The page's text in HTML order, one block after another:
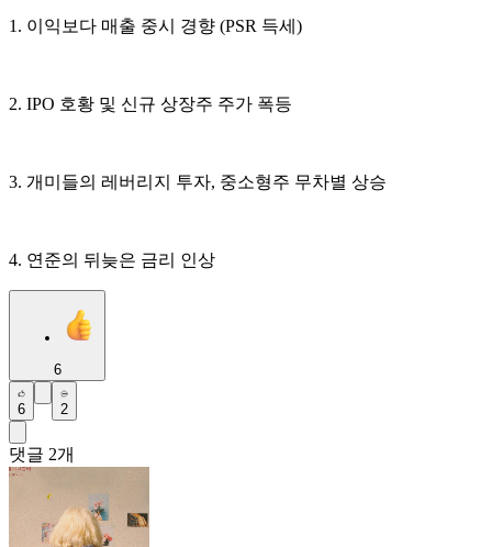
1. 이익보다 매출 중시 경향 (PSR 득세)
2. IPO 호황 및 신규 상장주 주가 폭등
3. 개미들의 레버리지 투자, 중소형주 무차별 상승
4. 연준의 뒤늦은 금리 인상
6
6 2
댓글 2개